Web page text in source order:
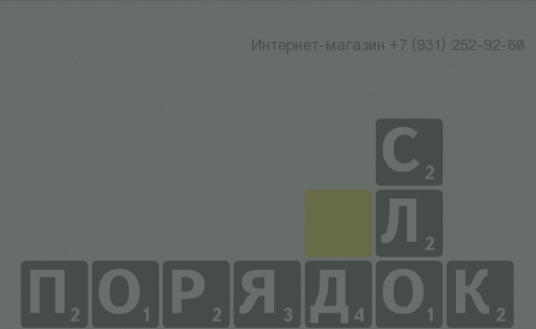
Интернет-магазин +7 (931) 252-92-60